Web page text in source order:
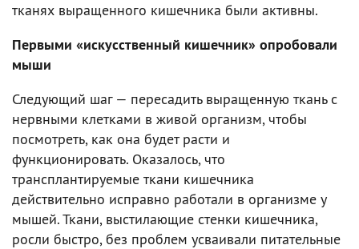
тканях выращенного кишечника были активны.
Первыми «искусственный кишечник» опробовали
мыши
Следующий шаг — пересадить выращенную ткань с
нервными клетками в живой организм, чтобы
посмотреть, как она будет расти и
функционировать. Оказалось, что
трансплантируемые ткани кишечника
действительно исправно работали в организме у
мышей. Ткани, выстилающие стенки кишечника,
росли быстро, без проблем усваивали питательные